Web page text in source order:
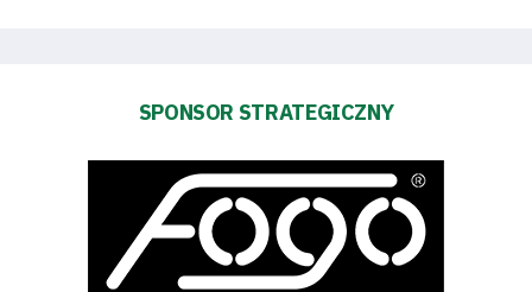
Tabela
terminarz
SPONSOR STRATEGICZNY